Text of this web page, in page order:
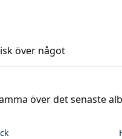
över något
över det senaste